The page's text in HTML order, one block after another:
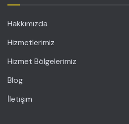
Hakkımızda
Hizmetlerimiz
Hizmet Bölgelerimiz
Blog
İletişim